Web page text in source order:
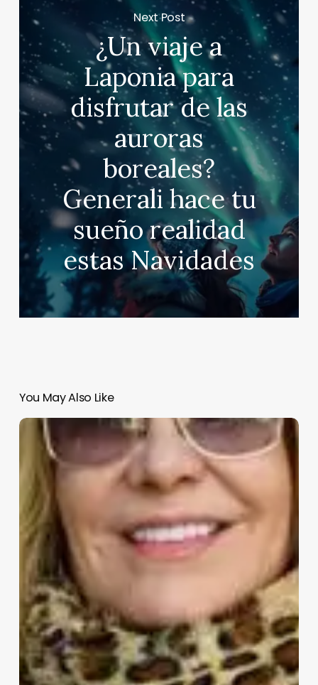
Next Post
¿Un viaje a
Laponia para
disfrutar de las
auroras
boreales?
Generali hace tu
sueño realidad
estas Navidades
You May Also Like
Belén
Rodríguez:
Carmen
Borrego
me
ha
perjudicado»